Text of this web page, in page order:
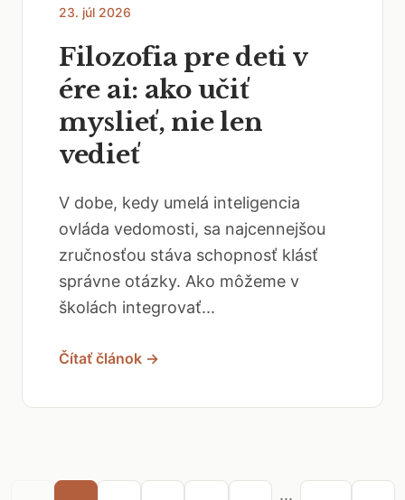
23. júl 2026
Filozofia pre deti v
ére ai: ako učiť
myslieť, nie len
vedieť
V dobe, kedy umelá inteligencia
ovláda vedomosti, sa najcennejšou
zručnosťou stáva schopnosť klásť
správne otázky. Ako môžeme v
školách integrovať...
Čítať článok →
...